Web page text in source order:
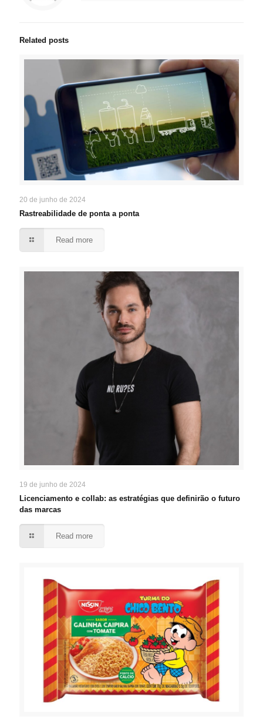
Related posts
20 de junho de 2024
Rastreabilidade de ponta a ponta
Read more
19 de junho de 2024
Licenciamento e collab: as estratégias que definirão o futuro
das marcas
Read more